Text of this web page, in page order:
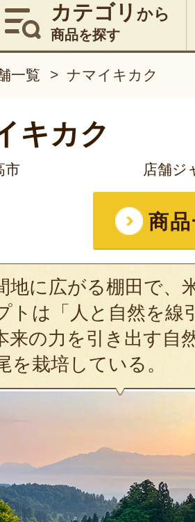
カテゴリ から
商品を探す
一覧 > ナマイキカク
キカク
市 店舗ジ
商
地に広がる棚田で、
トは「人と自然を線
来の力を引き出す自
を栽培している。